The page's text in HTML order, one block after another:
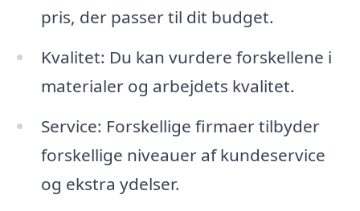
pris, der passer til dit budget.
Kvalitet: Du kan vurdere forskellene i
materialer og arbejdets kvalitet.
Service: Forskellige firmaer tilbyder
forskellige niveauer af kundeservice
og ekstra ydelser.